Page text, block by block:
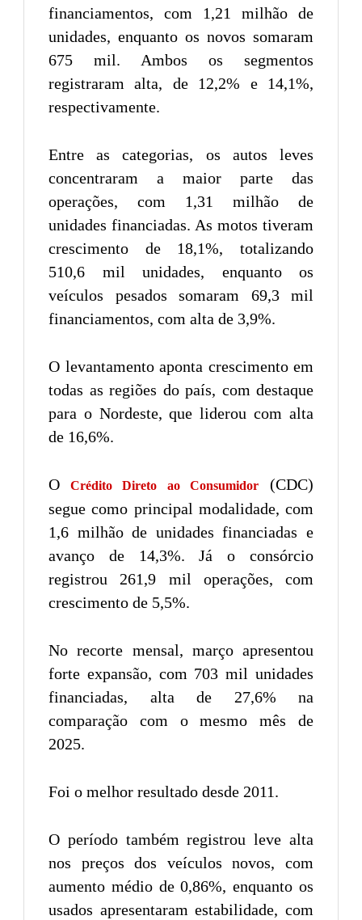
financiamentos, com 1,21 milhão de
unidades, enquanto os novos somaram
675 mil. Ambos os segmentos
registraram alta, de 12,2% e 14,1%,
respectivamente.
Entre as categorias, os autos leves
concentraram a maior parte das
operações, com 1,31 milhão de
unidades financiadas. As motos tiveram
crescimento de 18,1%, totalizando
510,6 mil unidades, enquanto os
veículos pesados somaram 69,3 mil
financiamentos, com alta de 3,9%.
O levantamento aponta crescimento em
todas as regiões do país, com destaque
para o Nordeste, que liderou com alta
de 16,6%.
O Crédito Direto ao Consumidor
(CDC)
segue como principal modalidade, com
1,6 milhão de unidades financiadas e
avanço de 14,3%. Já o consórcio
registrou 261,9 mil operações, com
crescimento de 5,5%.
No recorte mensal, março apresentou
forte expansão, com 703 mil unidades
financiadas, alta de 27,6% na
comparação com o mesmo mês de
2025.
Foi o melhor resultado desde 2011.
O período também registrou leve alta
nos preços dos veículos novos, com
aumento médio de 0,86%, enquanto os
usados apresentaram estabilidade, com